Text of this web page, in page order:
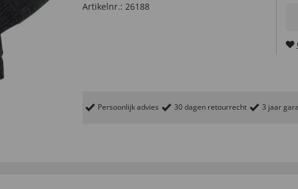
Artikelnr.: 26188
Persoonlijk advies 30 dagen retourrecht 3 jaar